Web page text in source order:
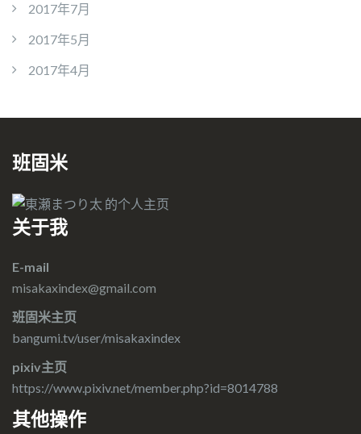
2017年7月
2017年5月
2017年4月
班固米
关于我
E-mail
misakaxindex@gmail.com
班固米主页
bangumi.tv/user/misakaxindex
pixiv主页
https://www.pixiv.net/member.php?id=8014788
其他操作